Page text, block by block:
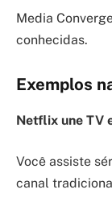
Media
conhecidas.
Exemplos
Netflix une TV
Você assiste
canal